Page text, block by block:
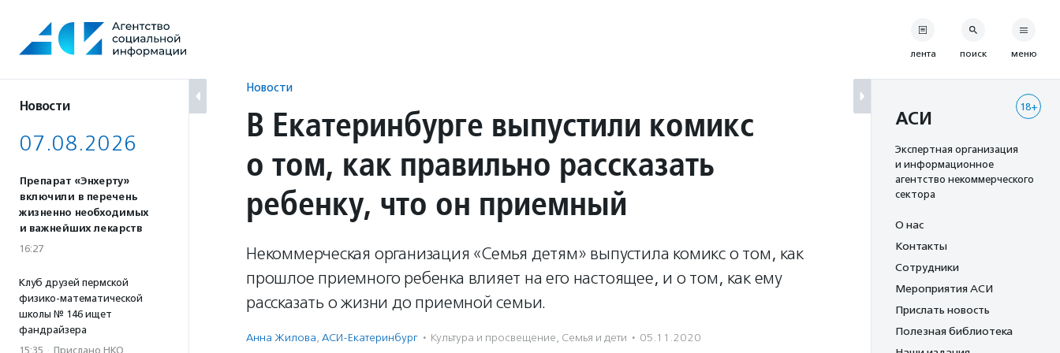
содержанию
Новости
07.08.2026
Препарат «Энхерту»
включили в перечень
жизненно необходимых
и важнейших лекарств
16:27
Клуб друзей пермской
физико-математической
школы № 146 ищет
фандрайзера
15:35 · Прислано НКО
Новости
В Екатеринбурге выпустили комикс
о том, как правильно рассказать
ребенку, что он приемный
Некоммерческая организация «Семья детям» выпустила комикс о том, как
прошлое приемного ребенка влияет на его настоящее, и о том, как ему
рассказать о жизни до приемной семьи.
Анна Жилова, АСИ-Екатеринбург · Культура и просвещение, Семья и дети · 05.11.2020
лента поиск меню
18+
АСИ
Экспертная организация
и информационное
агентство некоммерческого
сектора
О нас
Контакты
Сотрудники
Мероприятия АСИ
Прислать новость
Полезная библиотека